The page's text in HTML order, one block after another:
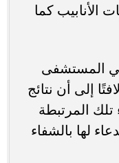
الأنابيب كما
المستشفى
إلى أن نتائج
تلك المرتبطة
لها بالشفاء